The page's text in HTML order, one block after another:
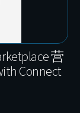
营
Connect